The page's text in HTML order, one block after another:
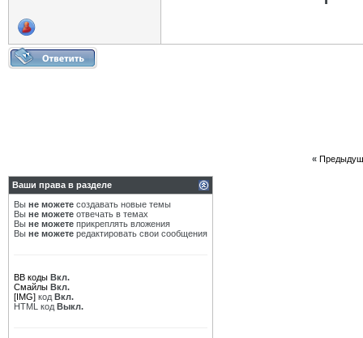
«
Ваши права в разделе
Вы не можете создавать новые темы
Вы не можете отвечать в темах
Вы не можете прикреплять вложения
Вы не можете редактировать свои сообщения
BB коды Вкл.
Смайлы Вкл.
[IMG] код Вкл.
HTML код Выкл.